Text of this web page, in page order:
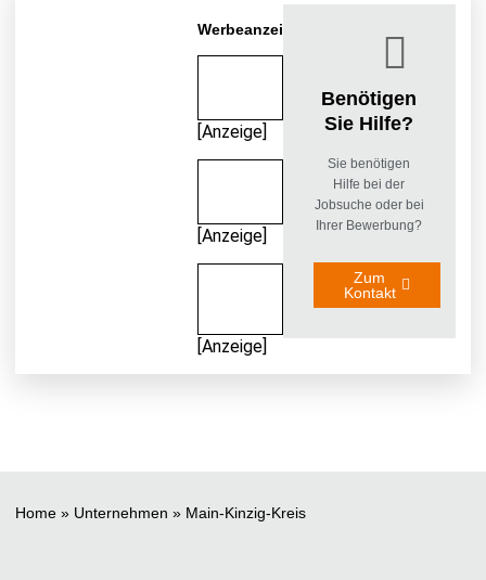
Werbeanzeigen
[Anzeige]
[Anzeige]
[Anzeige]
Benötigen
Sie Hilfe?
Sie benötigen
Hilfe bei der
Jobsuche oder bei
Ihrer Bewerbung?
Zum
Kontakt
Home » Unternehmen » Main-Kinzig-Kreis